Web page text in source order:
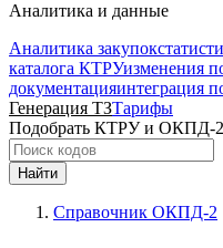
Аналитика и данные
Аналитика закупок
каталога КТРУизменения
документацияинтеграция
Генерация ТЗТарифы
Подобрать КТРУ и ОКПД-2
Найти
Справочник ОКПД-2